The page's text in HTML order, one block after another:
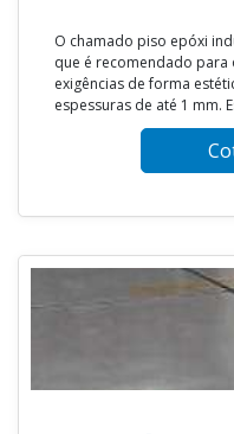
O chamado piso epóxi
que é recomendado
exigências de forma
espessuras de até 1 mm.